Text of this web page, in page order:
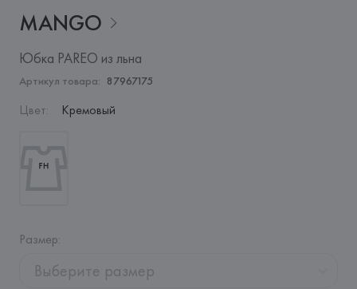
MANGO
Юбка PAREO из льна
Артикул товара: 87967175
Цвет: Кремовый
Размер:
Выберите размер